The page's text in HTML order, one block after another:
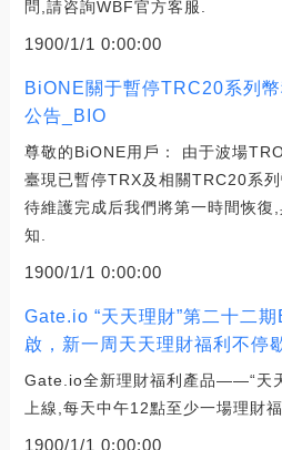
問,請咨詢WBF官方客服.
1900/1/1 0:00:00
BiONE關于暫停TRC20系列
公告_BIO
尊敬的BiONE用戶： 由于波場
臺現已暫停TRX及相關TRC20系列
待維護完成后我們將第一時間恢復
知.
1900/1/1 0:00:00
Gate.io “天天理財”第二十二
啟，新一周天天理財福利不停
Gate.io全新理財福利產品——“天
上線,每天中午12點至少一場理財
1900/1/1 0:00:00